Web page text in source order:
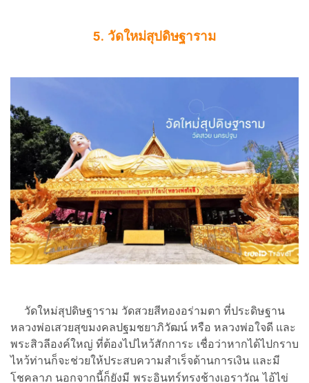
5. วัดใหม่สุปดิษฐาราม
วัดใหม่สุปดิษฐาราม วัดสวยสีทองอร่ามตา ที่ประดิษฐาน
หลวงพ่อเสวยสุขมงคลปฐมชยาภิวัฒน์ หรือ หลวงพ่อใจดี และ
พระสิวลีองค์ใหญ่ ที่ต้องไปไหว้สักการะ เชื่อว่าหากได้ไปกราบ
ไหว้ท่านก็จะช่วยให้ประสบความสำเร็จด้านการเงิน และมี
โชคลาภ นอกจากนี้ก็ยังมี พระอินทร์ทรงช้างเอราวัณ ไอ้ไข่